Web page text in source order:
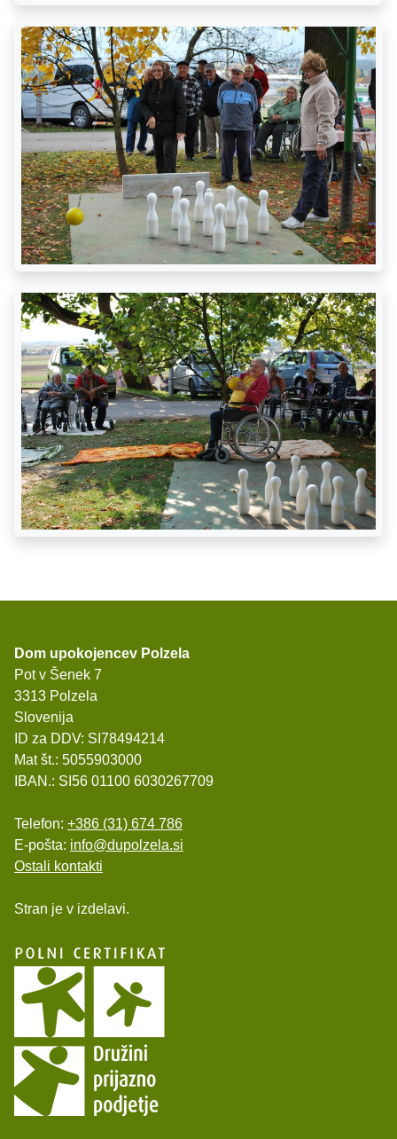
Dom upokojencev Polzela
Pot v Šenek 7
3313 Polzela
Slovenija
ID za DDV: SI78494214
Mat št.: 5055903000
IBAN.: SI56 01100 6030267709
Telefon: +386 (31) 674 786
E-pošta: info@dupolzela.si
Ostali kontakti
Stran je v izdelavi.